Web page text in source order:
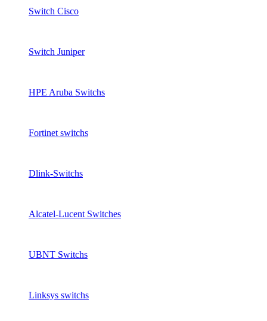
Switch Cisco
Switch Juniper
HPE Aruba Switchs
Fortinet switchs
Dlink-Switchs
Alcatel-Lucent Switches
UBNT Switchs
Linksys switchs